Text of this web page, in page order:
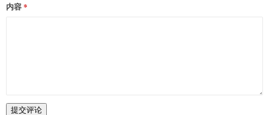
内容
提交评论